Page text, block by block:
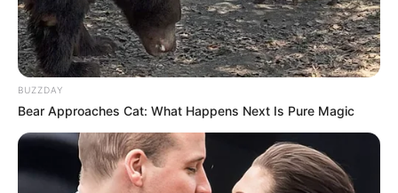
BUZZDAY
Bear Approaches Cat: What Happens Next Is Pure Magic